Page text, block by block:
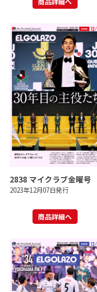
2838 マイクラブ金曜号
2023年12月07日発行
商品詳細へ